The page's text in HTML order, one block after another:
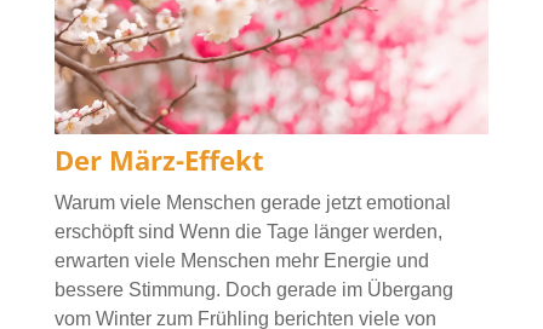
Der März-Effekt
Warum viele Menschen gerade jetzt emotional
erschöpft sind Wenn die Tage länger werden,
erwarten viele Menschen mehr Energie und
bessere Stimmung. Doch gerade im Übergang
vom Winter zum Frühling berichten viele von